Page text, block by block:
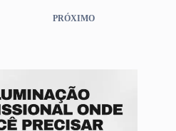
PRÓXIMO